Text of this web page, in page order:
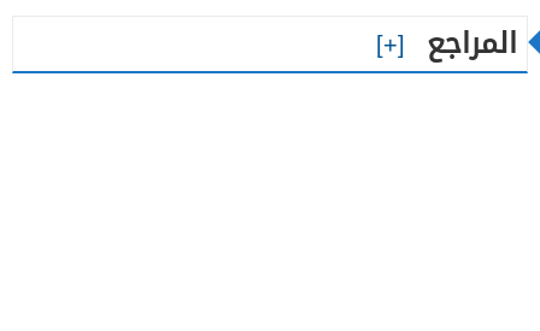
المراجع